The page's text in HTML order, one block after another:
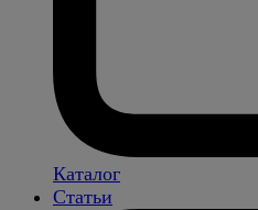
Каталог
Статьи